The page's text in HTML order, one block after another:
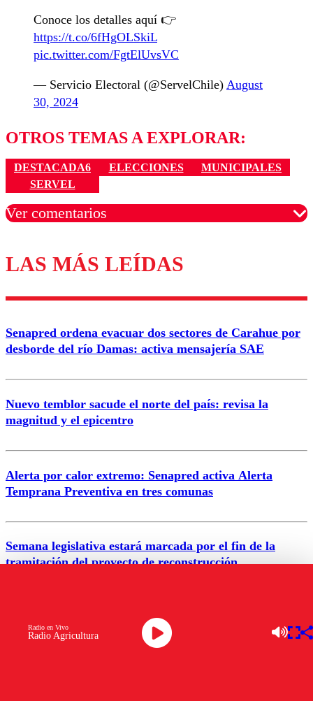
Conoce los detalles aquí 👉
https://t.co/6fHgOLSkiL
pic.twitter.com/FgtElUvsVC
— Servicio Electoral (@ServelChile) August
30, 2024
OTROS TEMAS A EXPLORAR:
DESTACADA6 ELECCIONES
MUNICIPALES
SERVEL
Ver comentarios
Los comentarios son moderados para garantizar un
diálogo respetuoso.
Correo
LAS MÁS LEÍDAS
Senapred ordena evacuar dos sectores de Carahue por
desborde del río Damas: activa mensajería SAE
Nuevo temblor sacude el norte del país: revisa la
magnitud y el epicentro
Alerta por calor extremo: Senapred activa Alerta
Temprana Preventiva en tres comunas
Semana legislativa estará marcada por el fin de la
tramitación del proyecto de reconstrucción
Radio Agricultura
Radio en Vivo